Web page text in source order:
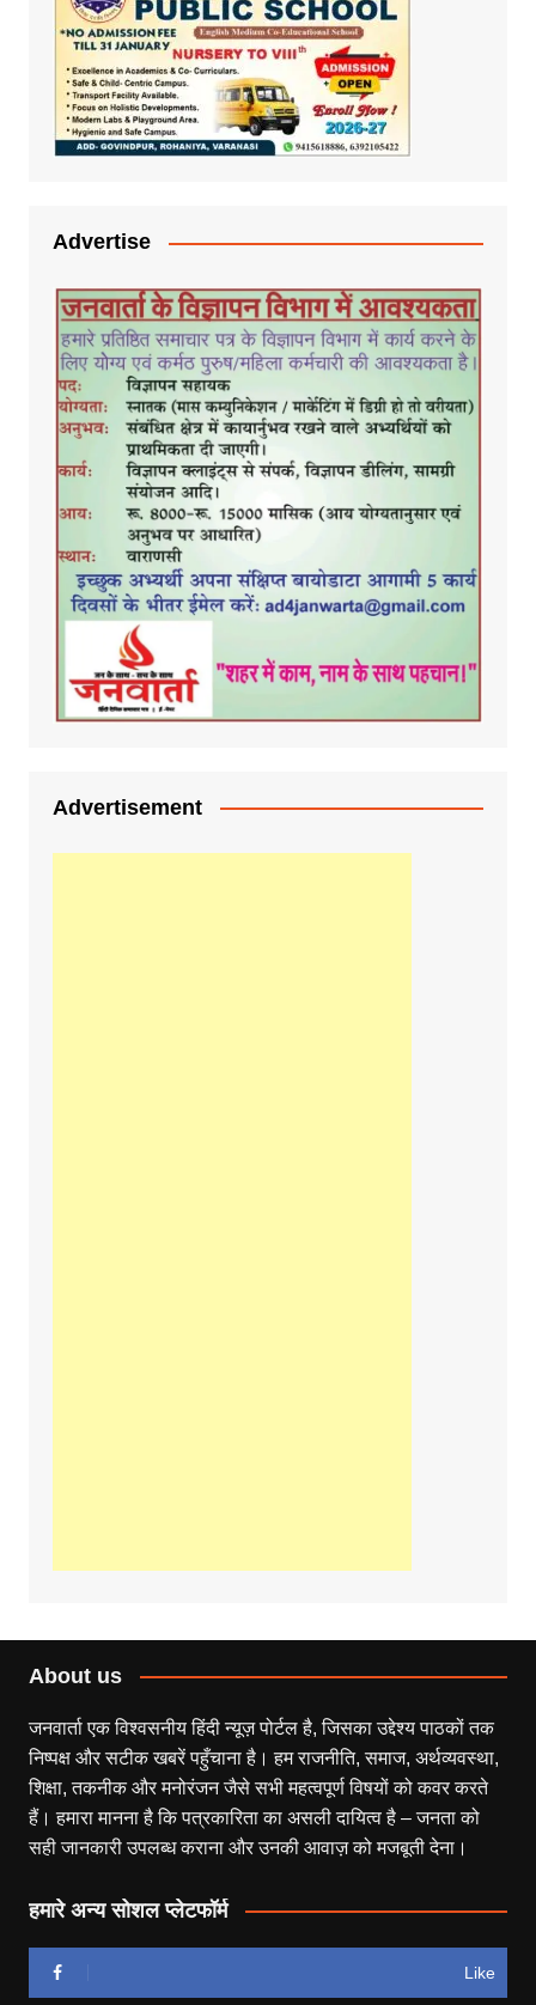
Advertise
Advertisement
About us
जनवार्ता एक विश्वसनीय हिंदी न्यूज़ पोर्टल है, जिसका उद्देश्य पाठकों तक
निष्पक्ष और सटीक खबरें पहुँचाना है। हम राजनीति, समाज, अर्थव्यवस्था,
शिक्षा, तकनीक और मनोरंजन जैसे सभी महत्वपूर्ण विषयों को कवर करते
हैं। हमारा मानना है कि पत्रकारिता का असली दायित्व है – जनता को
सही जानकारी उपलब्ध कराना और उनकी आवाज़ को मजबूती देना।
हमारे अन्य सोशल प्लेटफॉर्म
Like